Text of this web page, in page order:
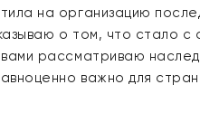
на организацию
о том, что стало с
рассматриваю
важно для